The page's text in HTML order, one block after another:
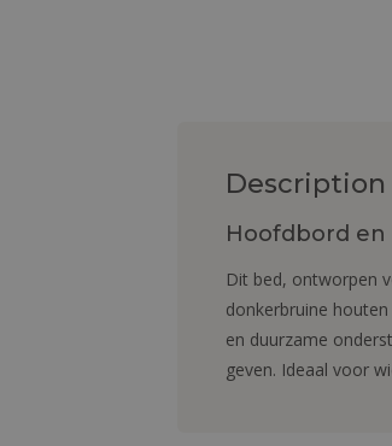
Description
Hoofdbord en
Dit bed, ontworpen
donkerbruine
en duurzame
geven. Ideaal voor